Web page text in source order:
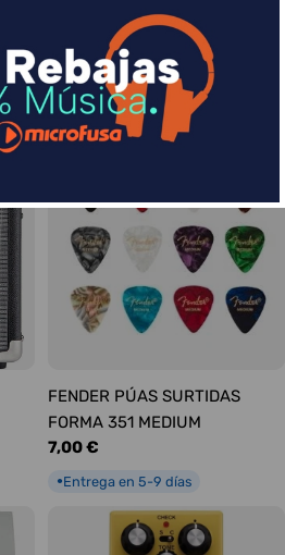
FENDER LOGO BLACKFACE
Precio
habitual
17,00 €
● Entrega en 1-2 días
FENDER PÚAS SURTIDAS
FORMA 351 MEDIUM
Precio
7,00 €
●Entrega en 5-9 días